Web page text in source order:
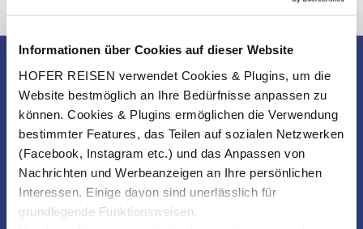
Informationen über Cookies auf dieser Website
HOFER REISEN verwendet Cookies & Plugins, um die
Website bestmöglich an Ihre Bedürfnisse anpassen zu
können. Cookies & Plugins ermöglichen die Verwendung
bestimmter Features, das Teilen auf sozialen Netzwerken
(Facebook, Instagram etc.) und das Anpassen von
Nachrichten und Werbeanzeigen an Ihre persönlichen
Interessen. Einige davon sind unerlässlich für
grundlegende Funktionsweisen.